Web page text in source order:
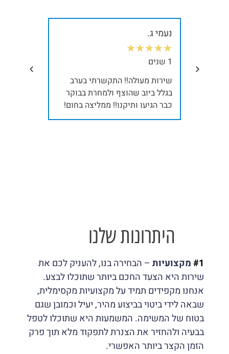
נעמי ג.
★
★
★
★
★
1 שנים
שירות מעולה!! התקשרתי בערב
בגלל ביוב שהוצף ולמחרת בבוקר
כבר הגיעו ותיקנו!! ממליצה בחום!
היתרונות שלנו
#1מקצועיות– הבחירה בנו, להעניק לכם את
שירות היא הצעד החכם ביותר שתוכלו לבצע.
אנחנו מקפידים תמיד על מקצועיות מקסימלית,
שבאה לידי ביטוי בביצוע מהיר, יעיל וכמובן שגם
בטוח של המשימה. המשמעות היא שתוכלו לטפל
בבעיה ולהחזיר את הצנרת לתפקוד מלא תוך פרק
הזמן הקצר ביותר האפשרי.